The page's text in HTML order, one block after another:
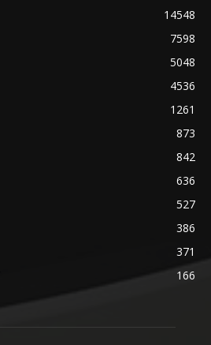
14548
7598
5048
4536
1261
873
842
636
527
386
371
166